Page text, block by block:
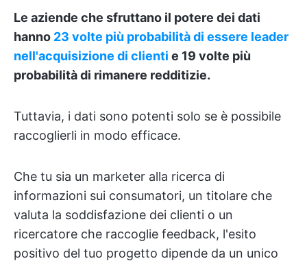
Le aziende che sfruttano il potere dei dati
hanno 23 volte più probabilità di essere leader
nell'acquisizione di clienti e 19 volte più
probabilità di rimanere redditizie.
Tuttavia, i dati sono potenti solo se è possibile
raccoglierli in modo efficace.
Che tu sia un marketer alla ricerca di
informazioni sui consumatori, un titolare che
valuta la soddisfazione dei clienti o un
ricercatore che raccoglie feedback, l'esito
positivo del tuo progetto dipende da un unico